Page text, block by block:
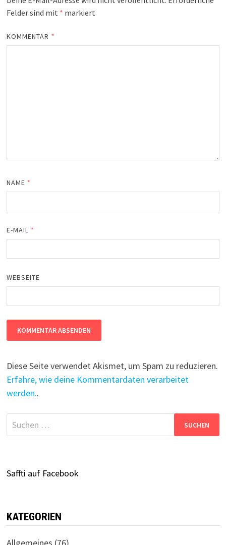
Felder sind mit * markiert
KOMMENTAR *
NAME *
E-MAIL *
WEBSEITE
Diese Seite verwendet Akismet, um Spam zu reduzieren.
Erfahre, wie deine Kommentardaten verarbeitet
werden..
Suchen
nach:
Saffti auf Facebook
KATEGORIEN